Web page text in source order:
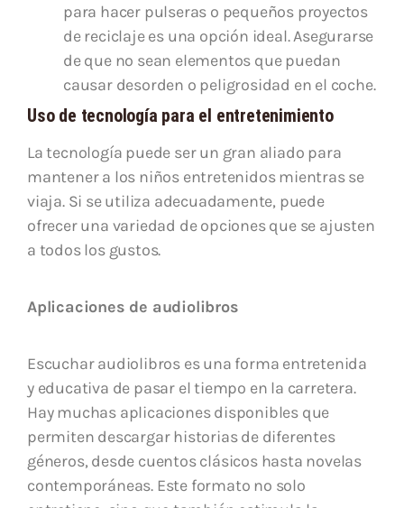
para hacer pulseras o pequeños proyectos
de reciclaje es una opción ideal. Asegurarse
de que no sean elementos que puedan
causar desorden o peligrosidad en el coche.
Uso de tecnología para el entretenimiento
La tecnología puede ser un gran aliado para
mantener a los niños entretenidos mientras se
viaja. Si se utiliza adecuadamente, puede
ofrecer una variedad de opciones que se ajusten
a todos los gustos.
Aplicaciones de audiolibros
Escuchar audiolibros es una forma entretenida
y educativa de pasar el tiempo en la carretera.
Hay muchas aplicaciones disponibles que
permiten descargar historias de diferentes
géneros, desde cuentos clásicos hasta novelas
contemporáneas. Este formato no solo